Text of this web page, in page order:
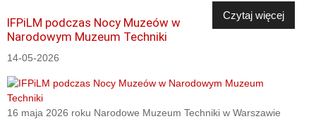
Czytaj więcej
IFPiLM podczas Nocy Muzeów w
Narodowym Muzeum Techniki
14-05-2026
16 maja 2026 roku Narodowe Muzeum Techniki w Warszawie